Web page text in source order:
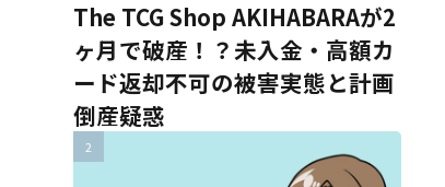
The TCG Shop AKIHABARAが2
ヶ月で破産！？未入金・高額カ
ード返却不可の被害実態と計画
倒産疑惑